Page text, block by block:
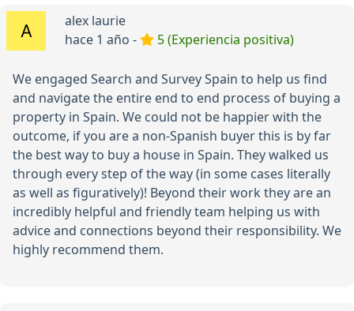
alex laurie
hace 1 año -
5 (Experiencia positiva)
We engaged Search and Survey Spain to help us find
and navigate the entire end to end process of buying a
property in Spain. We could not be happier with the
outcome, if you are a non-Spanish buyer this is by far
the best way to buy a house in Spain. They walked us
through every step of the way (in some cases literally
as well as figuratively)! Beyond their work they are an
incredibly helpful and friendly team helping us with
advice and connections beyond their responsibility. We
highly recommend them.